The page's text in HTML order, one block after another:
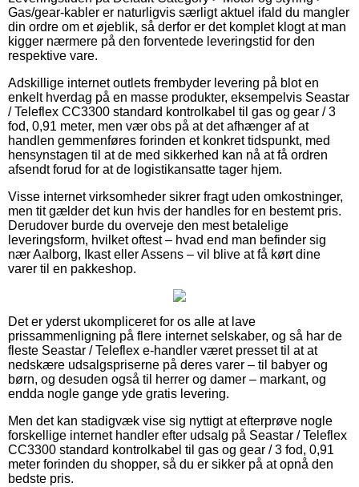
Gas/gear-kabler er naturligvis særligt aktuel ifald du mangler
din ordre om et øjeblik, så derfor er det komplet klogt at man
kigger nærmere på den forventede leveringstid for den
respektive vare.
Adskillige internet outlets frembyder levering på blot en
enkelt hverdag på en masse produkter, eksempelvis Seastar
/ Teleflex CC3300 standard kontrolkabel til gas og gear / 3
fod, 0,91 meter, men vær obs på at det afhænger af at
handlen gemmenføres forinden et konkret tidspunkt, med
hensynstagen til at de med sikkerhed kan nå at få ordren
afsendt forud for at de logistikansatte tager hjem.
Visse internet virksomheder sikrer fragt uden omkostninger,
men tit gælder det kun hvis der handles for en bestemt pris.
Derudover burde du overveje den mest betalelige
leveringsform, hvilket oftest – hvad end man befinder sig
nær Aalborg, Ikast eller Assens – vil blive at få kørt dine
varer til en pakkeshop.
Det er yderst ukompliceret for os alle at lave
prissammenligning på flere internet selskaber, og så har de
fleste Seastar / Teleflex e-handler været presset til at at
nedskære udsalgspriserne på deres varer – til babyer og
børn, og desuden også til herrer og damer – markant, og
endda nogle gange yde gratis levering.
Men det kan stadigvæk vise sig nyttigt at efterprøve nogle
forskellige internet handler efter udsalg på Seastar / Teleflex
CC3300 standard kontrolkabel til gas og gear / 3 fod, 0,91
meter forinden du shopper, så du er sikker på at opnå den
bedste pris.